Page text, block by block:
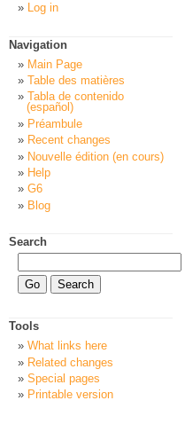
Log in
Navigation
Main Page
Table des matières
Tabla de contenido
(español)
Préambule
Recent changes
Nouvelle édition (en cours)
Help
G6
Blog
Search
Tools
What links here
Related changes
Special pages
Printable version